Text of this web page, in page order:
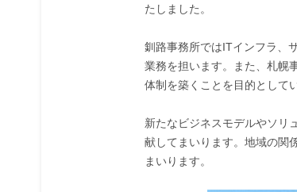
たしました。
釧路事務所ではITインフラ、
業務を担います。また、札幌
体制を築くことを目的として
新たなビジネスモデルやソリ
献してまいります。地域の関
まいります。